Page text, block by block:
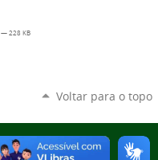
— 228 KB
Voltar para o topo